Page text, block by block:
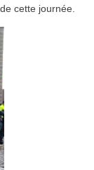
cette journée.